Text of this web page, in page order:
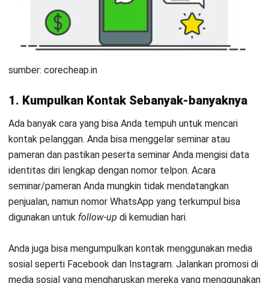
promosinya untuk mengisi formulir data diri, lengkap dengan
nomor telpon/WhatsApp.
sudah mengisi formulir bisa menerima pesan broadcast
formulir dan ingatkan mereka untuk segera menyimpan
kontak Anda di ponsel mereka masing-masing.
3. Kirim PesanBroadcastSecara Teratur
Ingat, jangan sampai calon pelanggan Anda menjadi
terganggu dengan pesan broadcast yang Anda kirim. Atur
tak memblokir Anda karena terlalu sering mengirimkan
broadcast dan terkesan spamming.